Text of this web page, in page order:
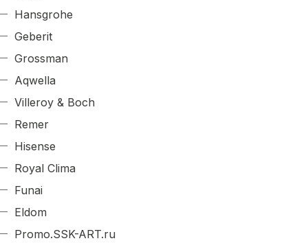
Hansgrohe
Geberit
Grossman
Aqwella
Villeroy & Boch
Remer
Hisense
Royal Clima
Funai
Eldom
Promo.SSK-ART.ru